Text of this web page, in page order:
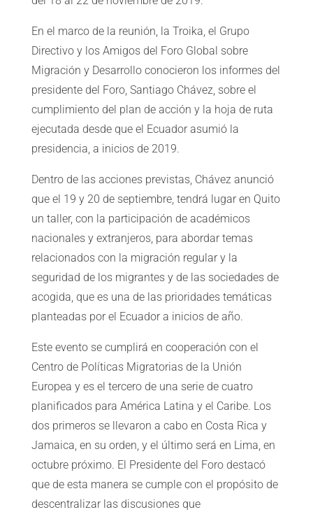
En el marco de la reunión, la Troika, el Grupo
Directivo y los Amigos del Foro Global sobre
Migración y Desarrollo conocieron los informes del
presidente del Foro, Santiago Chávez, sobre el
cumplimiento del plan de acción y la hoja de ruta
ejecutada desde que el Ecuador asumió la
presidencia, a inicios de 2019.
Dentro de las acciones previstas, Chávez anunció
que el 19 y 20 de septiembre, tendrá lugar en Quito
un taller, con la participación de académicos
nacionales y extranjeros, para abordar temas
relacionados con la migración regular y la
seguridad de los migrantes y de las sociedades de
acogida, que es una de las prioridades temáticas
planteadas por el Ecuador a inicios de año.
Este evento se cumplirá en cooperación con el
Centro de Políticas Migratorias de la Unión
Europea y es el tercero de una serie de cuatro
planificados para América Latina y el Caribe. Los
dos primeros se llevaron a cabo en Costa Rica y
Jamaica, en su orden, y el último será en Lima, en
octubre próximo. El Presidente del Foro destacó
que de esta manera se cumple con el propósito de
descentralizar las discusiones que